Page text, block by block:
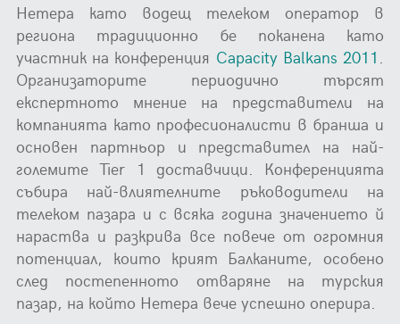
Нетера като водещ телеком оператор в
региона традиционно бе поканена като
участник на конференция Capacity Balkans 2011 .
Организаторите периодично търсят
експертното мнение на представители на
компанията като професионалисти в бранша и
основен партньор и представител на най-
големите Tier 1 доставчици. Конференцията
събира най-влиятелните ръководители на
телеком пазара и с всяка година значението й
нараства и разкрива все повече от огромния
потенциал, които крият Балканите, особено
след постепенното отваряне на турския
пазар, на който Нетера вече успешно оперира.